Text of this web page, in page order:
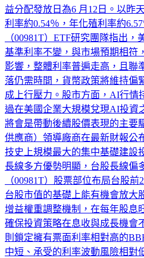
日發放，有意參與除息的投資人
益分配發放日為6 月12日。以昨
利率約0.54％，年化殖利率約
（00981T）ETF研究團隊指出，
基準利率不變，與市場預期相符
影響，整體利率普遍走高，且聯
落仍需時間，貨幣政策將維持偏
成上行壓力。股市方面，AI行情
過在美國企業大規模兌現AI投資
將會是帶動後續股價表現的主要
供應商）領導廠商在最新財報公
技史上規模最大的集中基礎建設
長線多方優勢明顯，台股長線
（00981T）股票部位布局台股
台股市值的基礎上能有機會放大
增益權重調整機制，在每年股息
確保投資策略在息收與成長機會
則鎖定擁有票面利率相對高的